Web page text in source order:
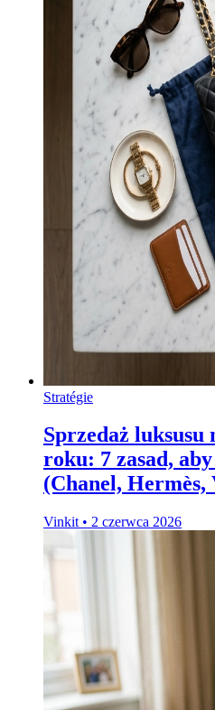
Stratégie
Sprzedaż luksusu
roku: 7 zasad,
(Chanel, Hermès,
Vinkit • 2 czerwca 2026